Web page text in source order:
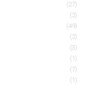
(27)
(2)
(49)
(2)
(3)
(1)
(7)
(1)